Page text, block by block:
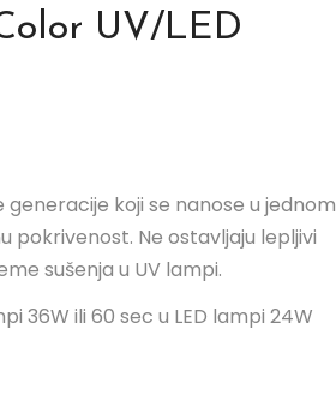
UV/LED
koji se nanose u jednom
pokrivenost. Ne ostavljaju lepljivi
sušenja u UV lampi.
36W ili 60 sec u LED lampi 24W